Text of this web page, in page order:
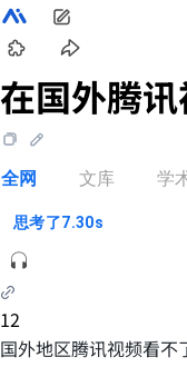
在国外腾
全网 文库 学
思考了7.30s
12
国外地区腾讯视频看